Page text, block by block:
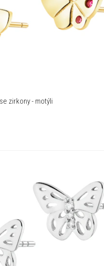
zirkony - motýli